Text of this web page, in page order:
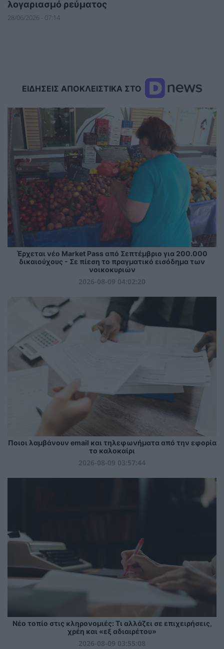
λογαριασμό ρεύματος
28/06/2026 - 07:14
ΕΙΔΗΣΕΙΣ ΑΠΟΚΛΕΙΣΤΙΚΑ ΣΤΟ
Έρχεται νέο Market Pass από Σεπτέμβριο για 200.000
δικαιούχους - Σε πίεση το πραγματικό εισόδημα των
νοικοκυριών
2026-08-09 04:02:20
Ποιοι λαμβάνουν email και τηλεφωνήματα από την εφορία
το καλοκαίρι
2026-08-09 03:57:44
Νέο τοπίο στις κληρονομιές: Τι αλλάζει σε επιχειρήσεις,
χρέη και «εξ αδιαιρέτου»
2026-08-09 03:55:08